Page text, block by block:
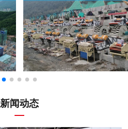
新闻动态